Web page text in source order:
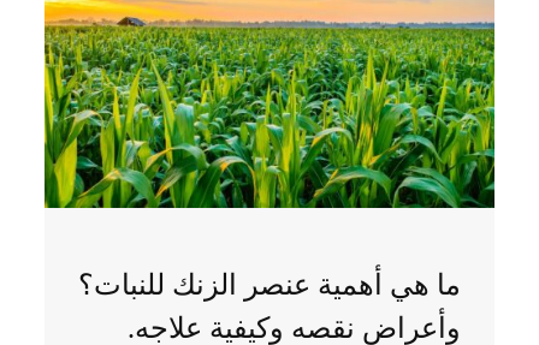
ما هي أهمية عنصر الزنك للنبات؟
وأعراض نقصه وكيفية علاجه.